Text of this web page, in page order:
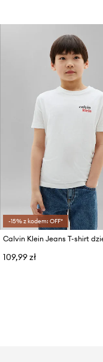
-15% z kodem: OFF*
109,99 zł